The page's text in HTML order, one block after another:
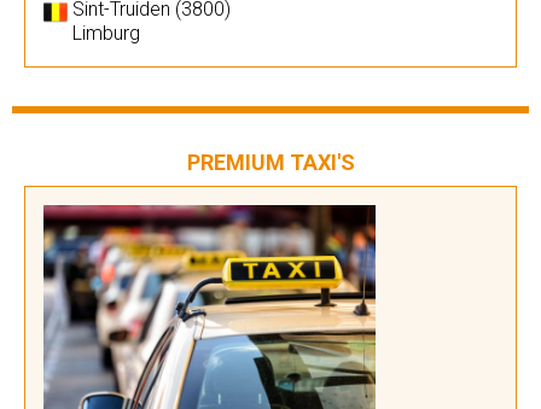
Sint-Truiden (3800)
Limburg
PREMIUM TAXI'S